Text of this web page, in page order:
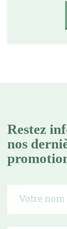
Restez
nos